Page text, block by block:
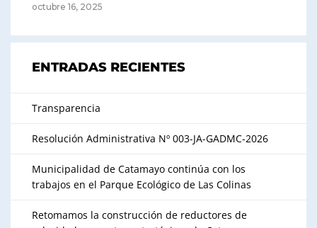
octubre 16, 2025
ENTRADAS RECIENTES
Transparencia
Resolución Administrativa Nº 003-JA-GADMC-2026
Municipalidad de Catamayo continúa con los
trabajos en el Parque Ecológico de Las Colinas
Retomamos la construcción de reductores de